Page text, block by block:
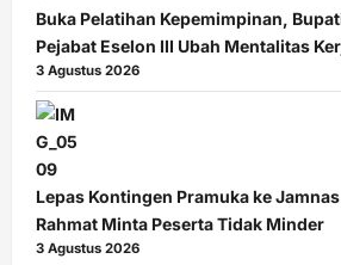
Buka Pelatihan Kepemimpinan,
Pejabat Eselon III Ubah Mentalitas
3 Agustus 2026
Lepas Kontingen Pramuka ke
Rahmat Minta Peserta Tidak Minder
3 Agustus 2026